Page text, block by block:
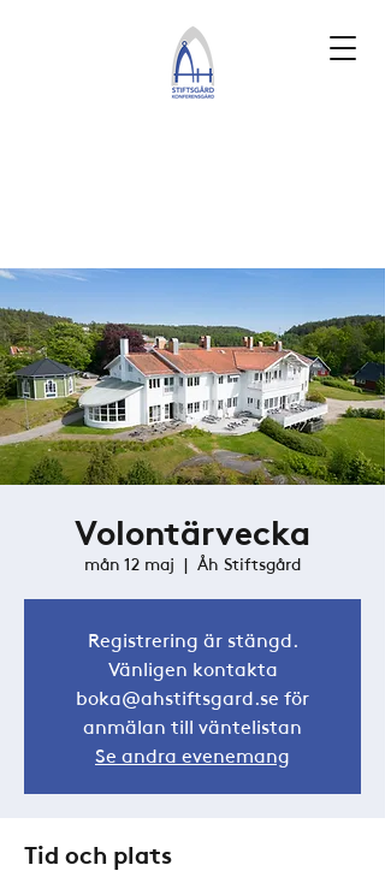
Volontärvecka
mån 12 maj
  |
Åh Stiftsgård
Registrering är stängd.
Vänligen kontakta
boka@ahstiftsgard.se för
anmälan till väntelistan
Se andra evenemang
Tid och plats